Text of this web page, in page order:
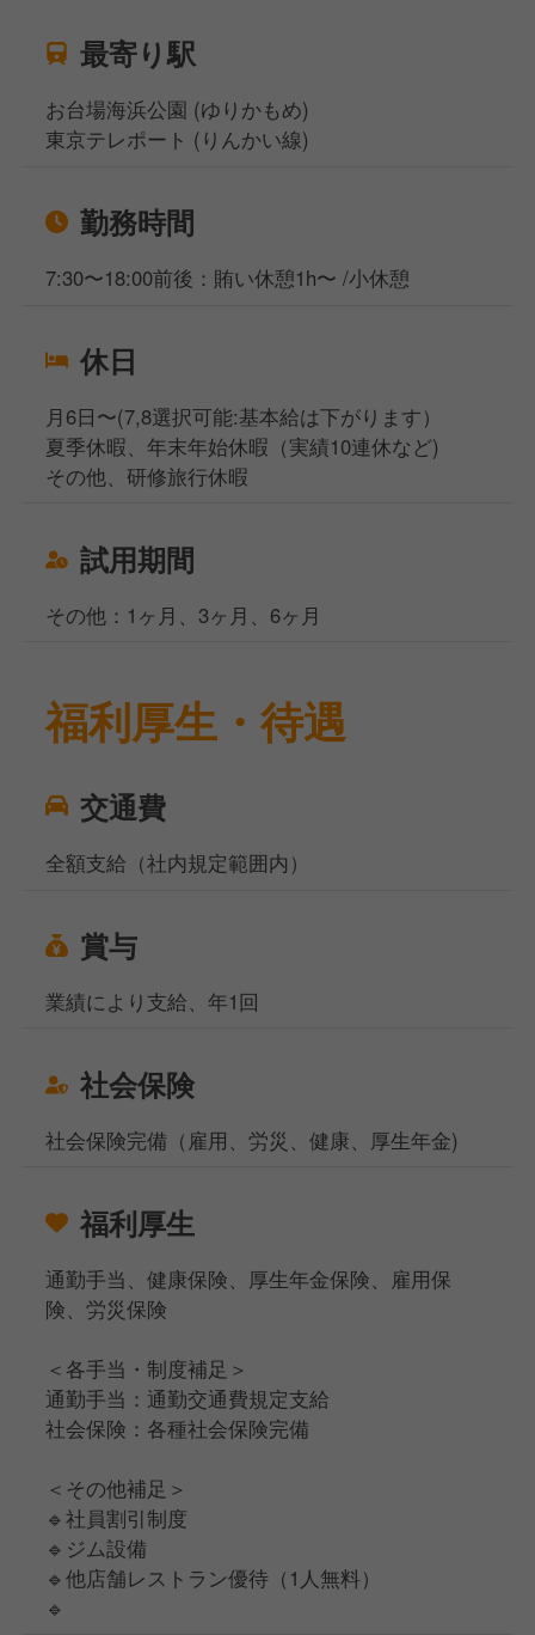
最寄り駅
お台場海浜公園 (ゆりかもめ)
東京テレポート (りんかい線)
勤務時間
7:30〜18:00前後：賄い休憩1h〜 /小休憩
休日
月6日〜(7,8選択可能:基本給は下がります）
夏季休暇、年末年始休暇（実績10連休など)
その他、研修旅行休暇
試用期間
その他：1ヶ月、3ヶ月、6ヶ月
福利厚生・待遇
交通費
全額支給（社内規定範囲内）
賞与
業績により支給、年1回
社会保険
社会保険完備（雇用、労災、健康、厚生年金)
福利厚生
通勤手当、健康保険、厚生年金保険、雇用保
険、労災保険
＜各手当・制度補足＞
通勤手当：通勤交通費規定支給
社会保険：各種社会保険完備
＜その他補足＞
🔹社員割引制度
🔹ジム設備
🔹他店舗レストラン優待（1人無料）
🔹